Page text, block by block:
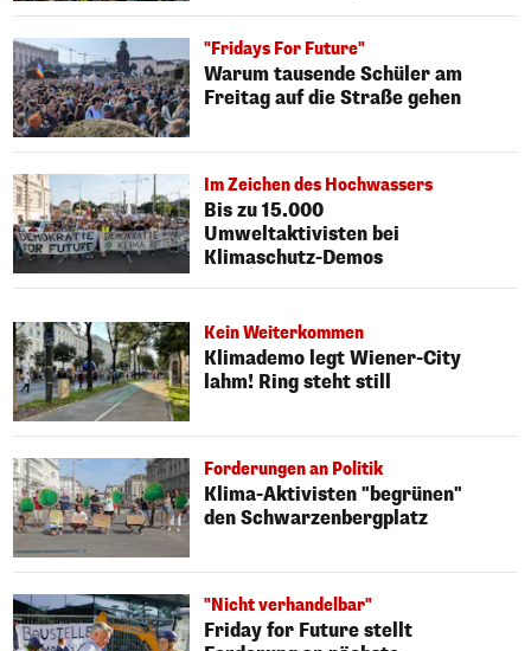
"Fridays For Future"
Warum tausende Schüler am
Freitag auf die Straße gehen
Im Zeichen des Hochwassers
Bis zu 15.000
Umweltaktivisten bei
Klimaschutz-Demos
Kein Weiterkommen
Klimademo legt Wiener-City
lahm! Ring steht still
Forderungen an Politik
Klima-Aktivisten "begrünen"
den Schwarzenbergplatz
"Nicht verhandelbar"
Friday for Future stellt